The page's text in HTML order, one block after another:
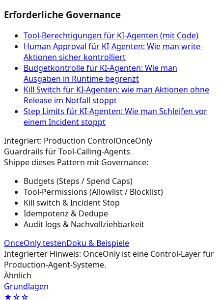
Erforderliche Governance
Tool‑Berechtigungen für KI‑Agenten (mit Code)
Human Approval für KI-Agenten: Wie man write-
Aktionen sicher kontrolliert
Budgetkontrolle für KI-Agenten: Wie man
Ausgaben in Runtime begrenzt
Kill Switch für KI-Agenten: wie man Aktionen ohne
Release im Notfall stoppt
Step Limits für KI-Agenten: Wie man Schleifen vor
einem Incident stoppt
Integriert: Production ControlOnceOnly
Guardrails für Tool-Calling-Agents
Shippe dieses Pattern mit Governance:
Budgets (Steps / Spend Caps)
Tool-Permissions (Allowlist / Blocklist)
Kill switch & Incident Stop
Idempotenz & Dedupe
Audit logs & Nachvollziehbarkeit
OnceOnly testenDoku & Beispiele
Integrierter Hinweis: OnceOnly ist eine Control-Layer für
Production-Agent-Systeme.
Ähnlich
Grundlagen
★☆☆